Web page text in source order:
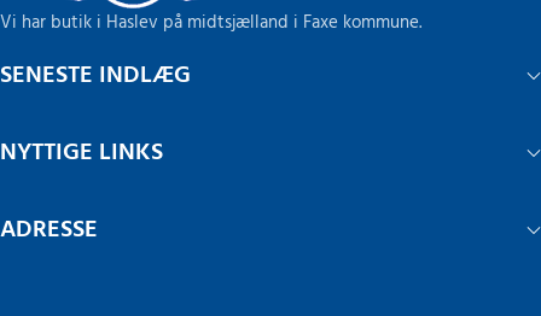
Vi har butik i Haslev på midtsjælland i Faxe kommune.
SENESTE INDLÆG
NYTTIGE LINKS
ADRESSE